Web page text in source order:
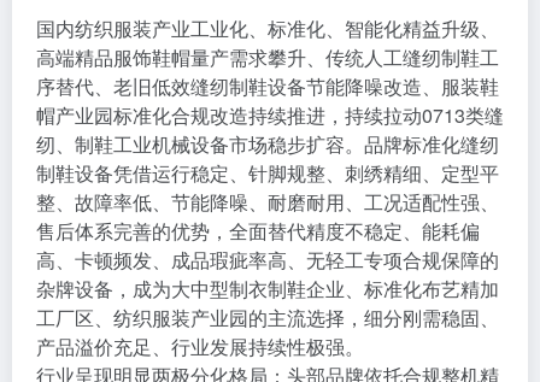
国内纺织服装产业工业化、标准化、智能化精益升级、
高端精品服饰鞋帽量产需求攀升、传统人工缝纫制鞋工
序替代、老旧低效缝纫制鞋设备节能降噪改造、服装鞋
帽产业园标准化合规改造持续推进，持续拉动0713类缝
纫、制鞋工业机械设备市场稳步扩容。品牌标准化缝纫
制鞋设备凭借运行稳定、针脚规整、刺绣精细、定型平
整、故障率低、节能降噪、耐磨耐用、工况适配性强、
售后体系完善的优势，全面替代精度不稳定、能耗偏
高、卡顿频发、成品瑕疵率高、无轻工专项合规保障的
杂牌设备，成为大中型制衣制鞋企业、标准化布艺精加
工厂区、纺织服装产业园的主流选择，细分刚需稳固、
产品溢价充足、行业发展持续性极强。
行业呈现明显两极分化格局：头部品牌依托合规整机精